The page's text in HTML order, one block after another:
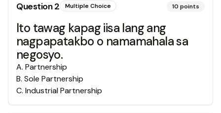
Question2 Multiple Choice 10 points
Ito tawag kapag iisa lang ang
nagpapatakbo o namamahala sa
negosyo.
A. Partnership
B. Sole Partnership
C. Industrial Partnership